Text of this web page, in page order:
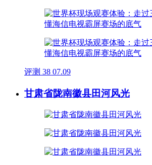
评测 38 07.09
甘肃省陇南徽县田河风光